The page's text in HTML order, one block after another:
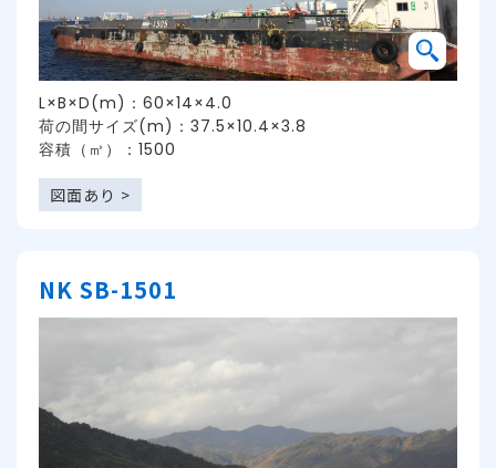
L×B×D(m)：60×14×4.0
荷の間サイズ(m)：37.5×10.4×3.8
容積（㎥）：1500
図面あり >
NK SB-1501